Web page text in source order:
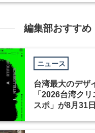
編集部おすすめ
ニュース
台湾最大のデザ
「2026台湾ク
スポ」が8月31